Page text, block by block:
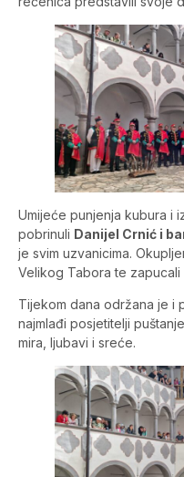
Umijeće punjenja kubura i
pobrinuli Danijel Crnić i
je svim uzvanicima.
Velikog Tabora te
Tijekom dana održana je i
najmlađi posjetitelji
mira, ljubavi i sreće.